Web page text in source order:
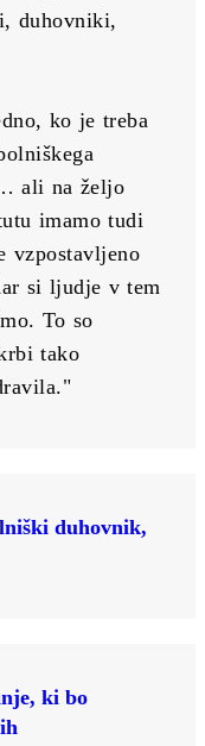
duhovniki,
ko je treba
ali na željo
imamo tudi
vzpostavljeno
si ljudje v tem
To so
tako
duhovnik,
ki bo